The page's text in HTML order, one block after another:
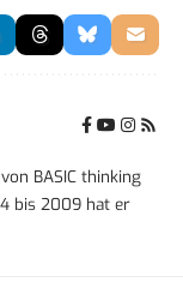
BASIC thinking
bis 2009 hat er